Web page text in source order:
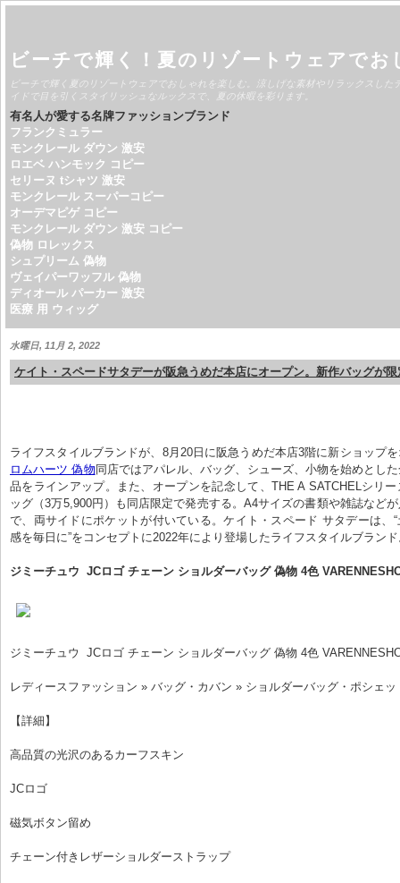
ビーチで輝く！夏のリゾートウェアでお
ビーチで輝く夏のリゾートウェアでおしゃれを楽しむ。涼しげな素材やリラックスし
イドで目を引くスタイリッシュなルックスで、夏の休暇を彩ります。
有名人が愛する名牌ファッションブランド
フランクミュラー
モンクレール ダウン 激安
ロエベ ハンモック コピー
セリーヌ tシャツ 激安
モンクレール スーパーコピー
オーデマピゲ コピー
モンクレール ダウン 激安 コピー
偽物 ロレックス
シュプリーム 偽物
ヴェイパーワッフル 偽物
ディオール パーカー 激安
医療 用 ウィッグ
水曜日, 11月 2, 2022
ケイト・スペードサタデーが阪急うめだ本店にオープン。新作バッグが
ライフスタイルブランドが、8月20日に阪急うめだ本店3階に新ショップ
ロムハーツ 偽物 同店ではアパレル、バッグ、シューズ、小物を始めとし
品をラインアップ。また、オープンを記念して、THE A SATCHELシリ
ッグ（3万5,900円）も同店限定で発売する。A4サイズの書類や雑誌など
で、両サイドにポケットが付いている。ケイト・スペード サタデーは、
感を毎日に”をコンセプトに2022年により登場したライフスタイルブラン
ジミーチュウ  JCロゴ チェーン ショルダーバッグ 偽物 4色
ジミーチュウ  JCロゴ チェーン ショルダーバッグ 偽物 4色
レディースファッション » バッグ・カバン » ショルダーバッグ・ポシェッ
【詳細】
高品質の光沢のあるカーフスキン
JCロゴ
磁気ボタン留め
チェーン付きレザーショルダーストラップ